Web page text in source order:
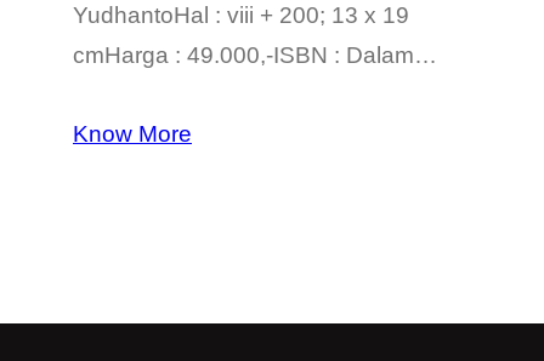
YudhantoHal : viii + 200; 13 x 19
cmHarga : 49.000,-ISBN : Dalam…
Know More